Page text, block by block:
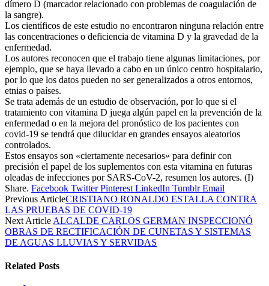
dímero D (marcador relacionado con problemas de coagulación de
la sangre).
Los científicos de este estudio no encontraron ninguna relación entre
las concentraciones o deficiencia de vitamina D y la gravedad de la
enfermedad.
Los autores reconocen que el trabajo tiene algunas limitaciones, por
ejemplo, que se haya llevado a cabo en un único centro hospitalario,
por lo que los datos pueden no ser generalizados a otros entornos,
etnias o países.
Se trata además de un estudio de observación, por lo que si el
tratamiento con vitamina D juega algún papel en la prevención de la
enfermedad o en la mejora del pronóstico de los pacientes con
covid-19 se tendrá que dilucidar en grandes ensayos aleatorios
controlados.
Estos ensayos son «ciertamente necesarios» para definir con
precisión el papel de los suplementos con esta vitamina en futuras
oleadas de infecciones por SARS-CoV-2, resumen los autores. (I)
Share. Facebook Twitter Pinterest LinkedIn Tumblr Email
Previous ArticleCRISTIANO RONALDO ESTALLA CONTRA
LAS PRUEBAS DE COVID-19
Next Article ALCALDE CARLOS GERMAN INSPECCIONÓ
OBRAS DE RECTIFICACIÓN DE CUNETAS Y SISTEMAS
DE AGUAS LLUVIAS Y SERVIDAS
Related Posts